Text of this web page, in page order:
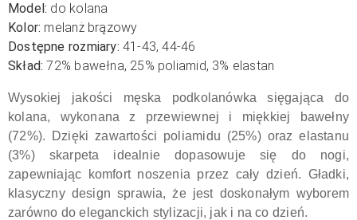
Model: do kolana
Kolor: melanż brązowy
Dostępne rozmiary: 41-43, 44-46
Skład: 72% bawełna, 25% poliamid, 3% elastan
Wysokiej jakości męska podkolanówka sięgająca do
kolana, wykonana z przewiewnej i miękkiej bawełny
(72%). Dzięki zawartości poliamidu (25%) oraz elastanu
(3%) skarpeta idealnie dopasowuje się do nogi,
zapewniając komfort noszenia przez cały dzień. Gładki,
klasyczny design sprawia, że jest doskonałym wyborem
zarówno do eleganckich stylizacji, jak i na co dzień.